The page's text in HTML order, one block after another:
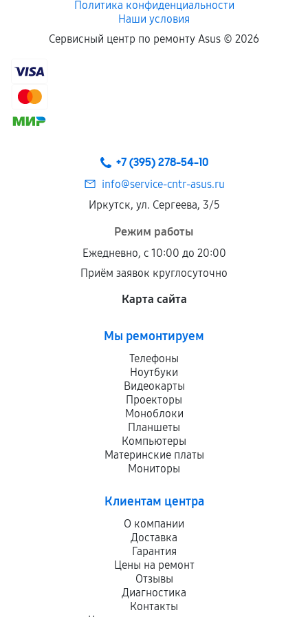
Если комплектующие куплены
сохраняться полностью или частично, если
соблюдены следующие условия:
центром.
При этом гарантия на сами комплектующие
продавца. За качество сторонних деталей
сервисный центр ответственности не несет.
Политика конфиденциальности
Наши условия
Сервисный центр по ремонту Asus © 2026
+7 (395) 278-54-10
info@service-cntr-asus.ru
Иркутск, ул. Сергеева, 3/5
Режим работы
Ежедневно, с 10:00 до 20:00
Приём заявок круглосуточно
Карта сайта
Мы ремонтируем
Телефоны
Ноутбуки
Видеокарты
Проекторы
Моноблоки
Планшеты
Компьютеры
Материнские платы
Мониторы
Клиентам центра
О компании
Доставка
Гарантия
Цены на ремонт
Отзывы
Диагностика
Контакты